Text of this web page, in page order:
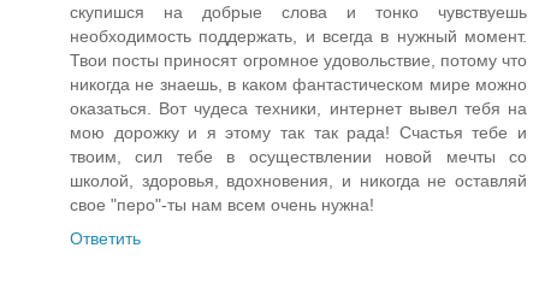
скупишся на добрые слова и тонко чувствуешь
необходимость поддержать, и всегда в нужный момент.
Твои посты приносят огромное удовольствие, потому что
никогда не знаешь, в каком фантастическом мире можно
оказаться. Вот чудеса техники, интернет вывел тебя на
мою дорожку и я этому так так рада! Счастья тебе и
твоим, сил тебе в осуществлении новой мечты со
школой, здоровья, вдохновения, и никогда не оставляй
свое "перо"-ты нам всем очень нужна!
Ответить